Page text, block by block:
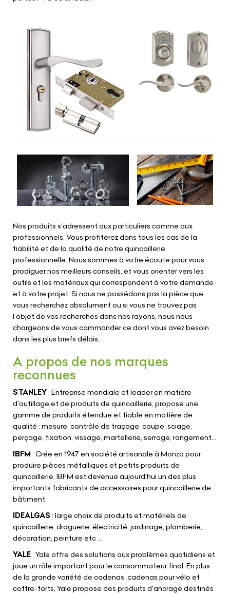
Nos produits s’adressent aux particuliers comme aux
professionnels. Vous profiterez dans tous les cas de la
fiabilité et de la qualité de notre quincaillerie
professionnelle. Nous sommes à votre écoute pour vous
prodiguer nos meilleurs conseils, et vous orienter vers les
outils et les matériaux qui correspondent à votre demande
et à votre projet. Si nous ne possédons pas la pièce que
vous recherchez absolument ou si vous ne trouvez pas
l’objet de vos recherches dans nos rayons, nous nous
chargeons de vous commander ce dont vous avez besoin
dans les plus brefs délais.
A propos de nos marques
reconnues
STANLEY : Entreprise mondiale et leader en matière
d'outillage et de produits de quincaillerie, propose une
gamme de produits étendue et fiable en matière de
qualité : mesure, contrôle de traçage, coupe, sciage,
perçage, fixation, vissage, martellerie, serrage, rangement...
IBFM : Crée en 1947 en société artisanale à Monza pour
produire pièces métalliques et petits produits de
quincaillerie, IBFM est devenue aujourd'hui un des plus
importants fabricants de accessoires pour quincaillerie de
bâtiment.
IDEALGAS : large choix de produits et matériels de
quincaillerie, droguerie, électricité, jardinage, plomberie,
décoration, peinture etc ...
YALE : Yale offre des solutions aux problèmes quotidiens et
joue un rôle important pour le consommateur final. En plus
de la grande variété de cadenas, cadenas pour vélo et
coffre-forts, Yale propose des produits d'ancrage destinés